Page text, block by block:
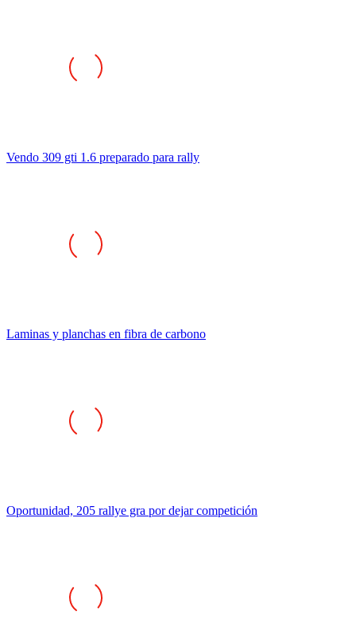
Vendo 309 gti 1.6 preparado para rally
Laminas y planchas en fibra de carbono
Oportunidad, 205 rallye gra por dejar competición